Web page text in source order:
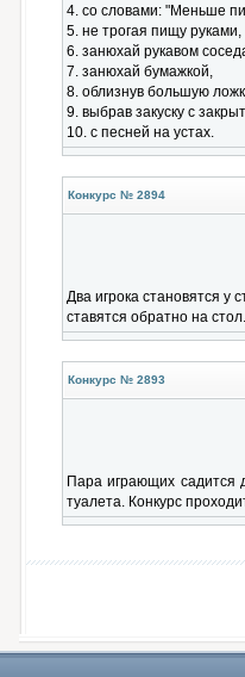
4. со словами: "Меньше
5. не трогая пищу руками,
6. занюхай рукавом
7. занюхай бумажкой,
8. облизнув большую
9. выбрав закуску с
10. с песней на устах.
Конкурс № 2894
Два игрока становятся у
ставятся обратно на
Конкурс № 2893
Пара играющих садится
туалета. Конкурс